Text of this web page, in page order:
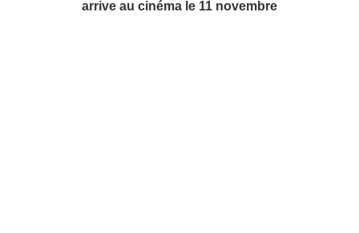
arrive au cinéma le 11 novembre